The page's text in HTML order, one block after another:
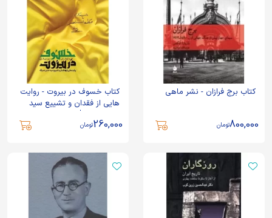
کتاب برج فرازان - نشر ماهی
800,000تومان
کتاب خسوف در بیروت - روایت
هایی از فقدان و تشییع سید
حسن نصرالله - به نشر
260,000تومان